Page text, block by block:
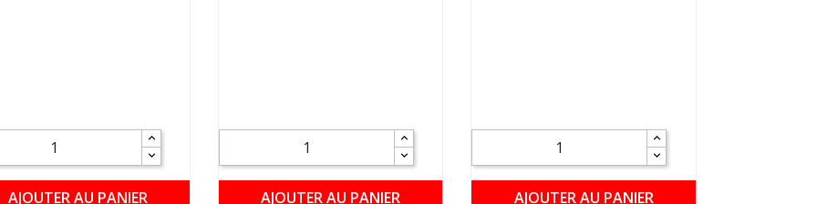
AJOUTER AU PANIER AJOUTER AU PANIER AJOUTER AU PANIER